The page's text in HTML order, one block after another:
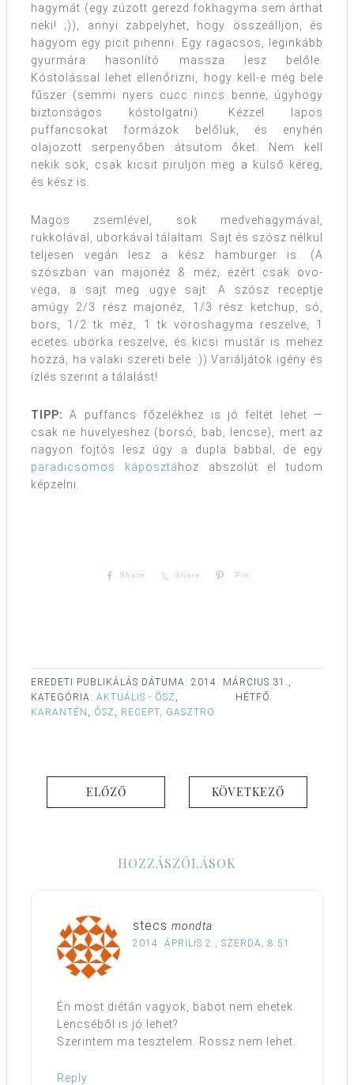
hagymát (egy zúzott gerezd fokhagyma sem árthat
neki! ;)), annyi zabpelyhet, hogy összeálljon, és
hagyom egy picit pihenni. Egy ragacsos, leginkább
gyurmára hasonlító massza lesz belőle.
Kóstolással lehet ellenőrizni, hogy kell-e még bele
fűszer (semmi nyers cucc nincs benne, úgyhogy
biztonságos kóstolgatni). Kézzel lapos
puffancsokat formázok belőlük, és enyhén
olajozott serpenyőben átsütöm őket. Nem kell
nekik sok, csak kicsit piruljon meg a külső kéreg,
és kész is.
Magos zsemlével, sok medvehagymával,
rukkolával, uborkával tálaltam. Sajt és szósz nélkül
teljesen vegán lesz a kész hamburger is. (A
szószban van majonéz & méz, ezért csak ovo-
vega, a sajt meg ugye sajt. A szósz receptje
amúgy 2/3 rész majonéz, 1/3 rész ketchup, só,
bors, 1/2 tk méz, 1 tk vöröshagyma reszelve, 1
ecetes uborka reszelve, és kicsi mustár is mehez
hozzá, ha valaki szereti bele :)) Variáljátok igény és
ízlés szerint a tálalást!
TIPP:
A puffancs főzelékhez is jó feltét lehet —
csak ne hüvelyeshez (borsó, bab, lencse), mert az
nagyon fojtós lesz úgy a dupla babbal, de egy
paradicsomos káposztá hoz abszolút el tudom
képzelni.
Share Share Pin
EREDETI PUBLIKÁLÁS DÁTUMA: 2014. MÁRCIUS 31.,
HÉTFŐ
KATEGÓRIA: AKTUÁLIS - ŐSZ,
KARANTÉN , ŐSZ, RECEPT, GASZTRO
ELŐZŐ KÖVETKEZŐ
HOZZÁSZÓLÁSOK
stecs mondta
2014. ÁPRILIS 2., SZERDA, 8:51
Én most diétán vagyok, babot nem ehetek.
Lencséből is jó lehet?
Szerintem ma tesztelem. Rossz nem lehet.
Reply